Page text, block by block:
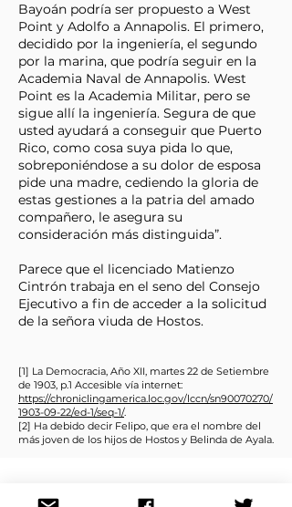
Bayoán podría ser propuesto a West
Point y Adolfo a Annapolis. El primero,
decidido por la ingeniería, el segundo
por la marina, que podría seguir en la
Academia Naval de Annapolis. West
Point es la Academia Militar, pero se
sigue allí la ingeniería. Segura de que
usted ayudará a conseguir que Puerto
Rico, como cosa suya pida lo que,
sobreponiéndose a su dolor de esposa
pide una madre, cediendo la gloria de
estas gestiones a la patria del amado
compañero, le asegura su
consideración más distinguida”.
Parece que el licenciado Matienzo
Cintrón trabaja en el seno del Consejo
Ejecutivo a fin de acceder a la solicitud
de la señora viuda de Hostos.
[1] La Democracia, Año XII, martes 22 de Setiembre
de 1903, p.1 Accesible vía internet:
https://chroniclingamerica.loc.gov/lccn/sn90070270/
1903-09-22/ed-1/seq-1/.
[2] Ha debido decir Felipo, que era el nombre del
más joven de los hijos de Hostos y Belinda de Ayala.